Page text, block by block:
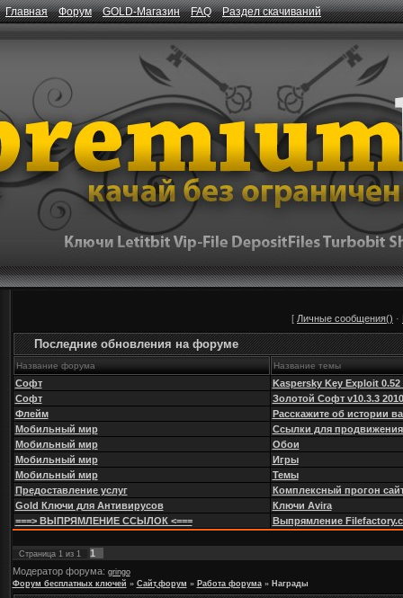
Главная Форум GOLD-Магазин FAQ Раздел скачиваний
[ Личные сообщения() ·
Последние обновления на форуме
Название форума Название темы
Софт
Kaspersky Key Exploit 0.52
Софт
Золотой Софт v10.3.3 2010
Флейм
Расскажите об истории
Мобильный мир
Ссылки для продвижения
Мобильный мир
Обои
Мобильный мир
Игры
Мобильный мир
Темы
Предоставление услуг
Комплексный прогон
Gold Ключи для Антивирусов
Ключи Avira
===> ВЫПРЯМЛЕНИЕ ССЫЛОК <===
Выпрямление
Страница 1из 1
1
Модератор форума: gringo
Форум бесплатных ключей » Сайт,форум » Работа форума » Награды